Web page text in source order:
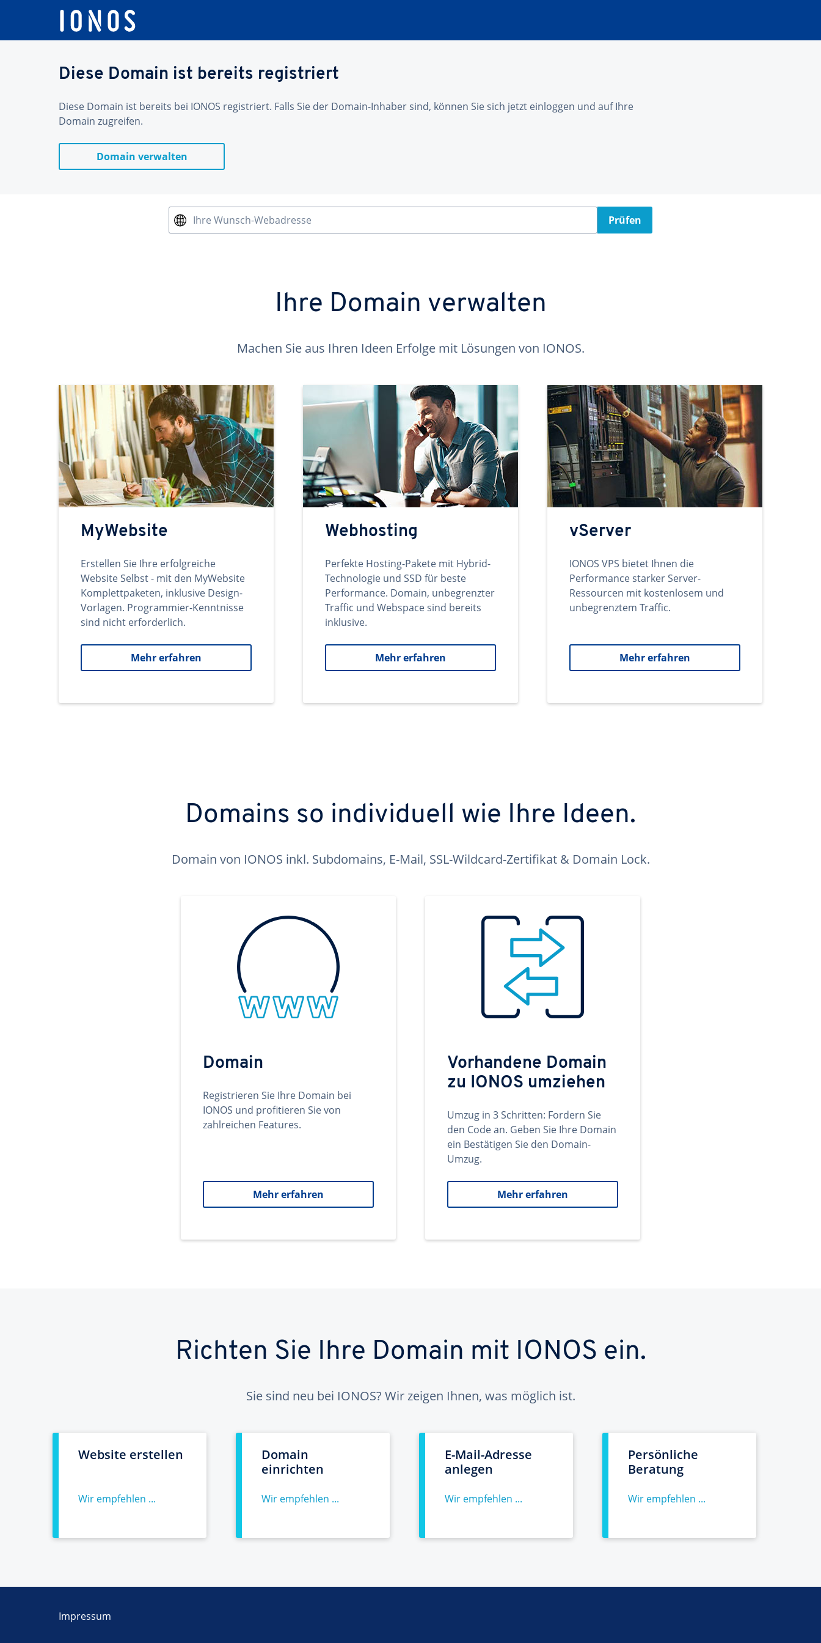
Diese Domain ist bereits registriert
Diese Domain ist bereits bei IONOS registriert. Falls Sie der Domain-Inhaber sind, können Sie sich jetzt einloggen und auf Ihre
Domain zugreifen.
Domain verwalten
Ihre Wunsch-Webadresse Prüfen
Ihre Domain verwalten
Machen Sie aus Ihren Ideen Erfolge mit Lösungen von IONOS.
MyWebsite
Erstellen Sie Ihre erfolgreiche
Website Selbst - mit den MyWebsite
Komplettpaketen, inklusive Design-
Vorlagen. Programmier-Kenntnisse
sind nicht erforderlich.
Mehr erfahren
Webhosting
Perfekte Hosting-Pakete mit Hybrid-
Technologie und SSD für beste
Performance. Domain, unbegrenzter
Traffic und Webspace sind bereits
inklusive.
Mehr erfahren
vServer
IONOS VPS bietet Ihnen die
Performance starker Server-
Ressourcen mit kostenlosem und
unbegrenztem Traffic.
Mehr erfahren
Domains so individuell wie Ihre Ideen.
Domain von IONOS inkl. Subdomains, E-Mail, SSL-Wildcard-Zertifikat & Domain Lock.
Domain
Registrieren Sie Ihre Domain bei
IONOS und profitieren Sie von
zahlreichen Features.
Mehr erfahren
Vorhandene Domain
zu IONOS umziehen
Umzug in 3 Schritten: Fordern Sie
den Code an. Geben Sie Ihre Domain
ein Bestätigen Sie den Domain-
Umzug.
Mehr erfahren
Richten Sie Ihre Domain mit IONOS ein.
Sie sind neu bei IONOS? Wir zeigen Ihnen, was möglich ist.
Website erstellen
Wir empfehlen ...
Domain
einrichten
Wir empfehlen ...
E-Mail-Adresse
anlegen
Wir empfehlen ...
Persönliche
Beratung
Wir empfehlen ...
Impressum